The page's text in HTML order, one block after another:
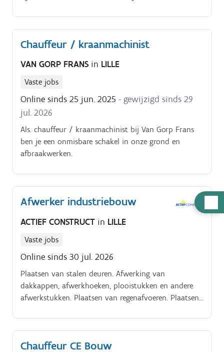
toestellen. Profiel.
Chauffeur / kraanmachinist
VAN GORP FRANS in LILLE
Vaste jobs
Online sinds 25 jun. 2025 - gewijzigd sinds 29
jul. 2026
Als. chauffeur / kraanmachinist bij Van Gorp Frans
ben je een onmisbare schakel in onze grond en
afbraakwerken.
Afwerker industriebouw
ACTIEF CONSTRUCT in LILLE
Vaste jobs
Online sinds 30 jul. 2026
Plaatsen van stalen deuren. Afwerking van
dakkappen, afwerkhoeken, plooistukken en andere
afwerkstukken. Plaatsen van regenafvoeren. Plaatsen
Chauffeur CE Bouw